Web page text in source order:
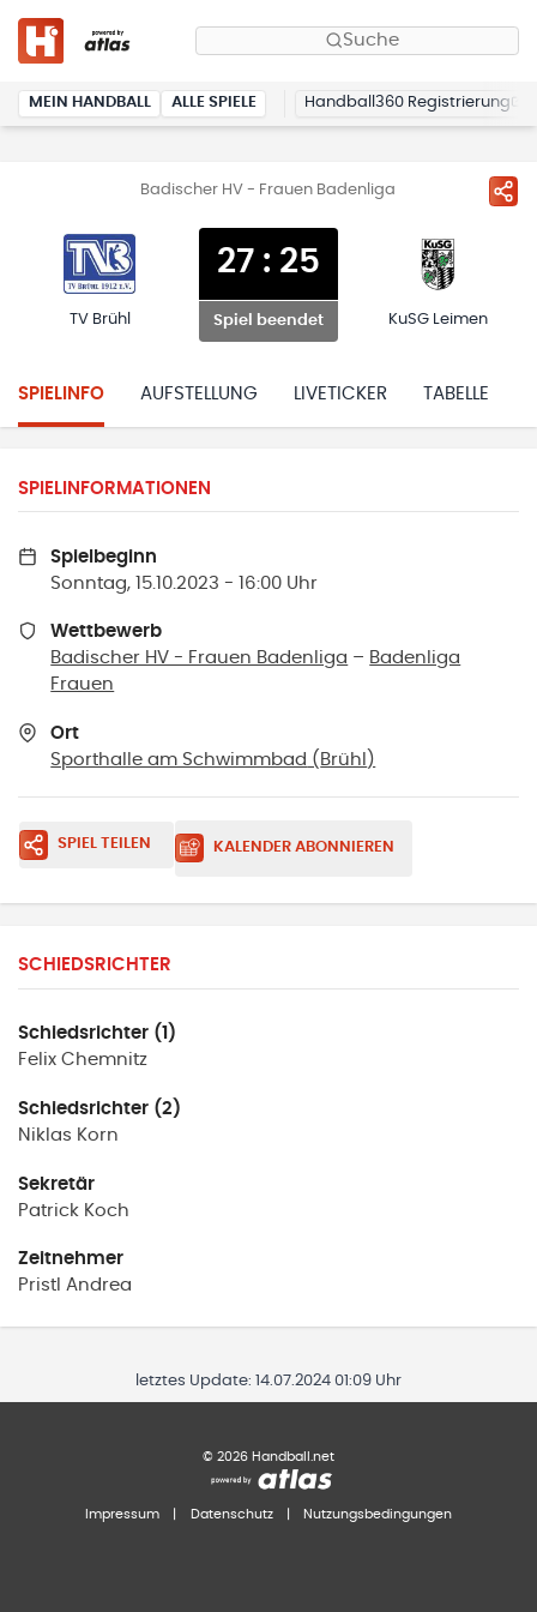
Suche
MEIN HANDBALL ALLE SPIELE Handball360 Registrierung
Badischer HV - Frauen Badenliga
TV Brühl
27 : 25
Spiel beendet KuSG Leimen
SPIELINFO AUFSTELLUNG LIVETICKER TABELLE
SPIELINFORMATIONEN
Spielbeginn
Sonntag, 15.10.2023 - 16:00 Uhr
Wettbewerb
Badischer HV - Frauen Badenliga – Badenliga
Frauen
Ort
Sporthalle am Schwimmbad ( Brühl )
SPIEL TEILEN KALENDER ABONNIEREN
SCHIEDSRICHTER
Schiedsrichter (1)
Felix Chemnitz
Schiedsrichter (2)
Niklas Korn
Sekretär
Patrick Koch
Zeitnehmer
Pristl Andrea
letztes Update: 14.07.2024 01:09 Uhr
© 2026 Handball.net
Impressum Datenschutz Nutzungsbedingungen